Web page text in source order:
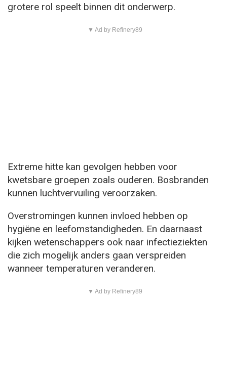
grotere rol speelt binnen dit onderwerp.
▼ Ad by Refinery89
Extreme hitte kan gevolgen hebben voor
kwetsbare groepen zoals ouderen. Bosbranden
kunnen luchtvervuiling veroorzaken.
Overstromingen kunnen invloed hebben op
hygiëne en leefomstandigheden. En daarnaast
kijken wetenschappers ook naar infectieziekten
die zich mogelijk anders gaan verspreiden
wanneer temperaturen veranderen.
▼ Ad by Refinery89